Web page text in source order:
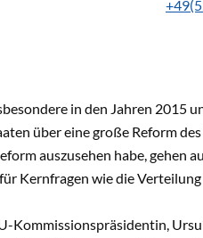
in den Jahren 2015
über eine große Reform
auszusehen habe, gehen
Kernfragen wie die
Kommissionspräsidentin,